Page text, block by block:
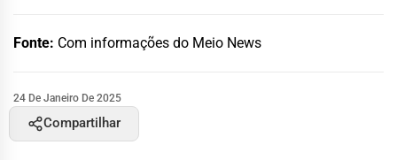
Fonte: Com informações do Meio News
24 De Janeiro De 2025
Compartilhar